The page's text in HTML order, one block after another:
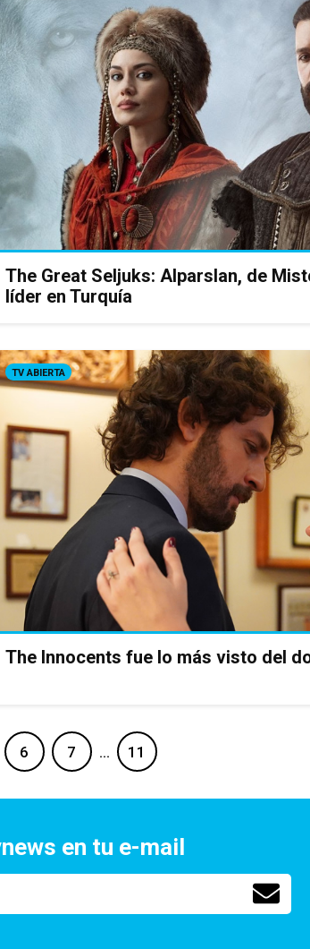
The Great Seljuks: Alparslan, de
líder en Turquía
TV ABIERTA
The Innocents fue lo más visto del
6 7 … 11
en tu e-mail